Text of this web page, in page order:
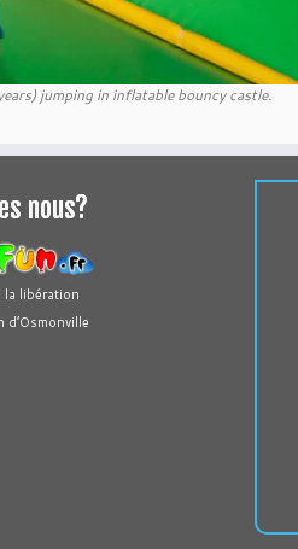
jumping in inflatable bouncy castle.
nous?
la libération